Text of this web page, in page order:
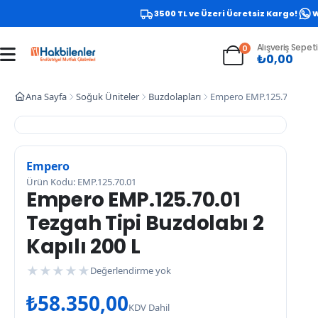
3500 TL ve Üzeri Ücretsiz Kargo!
0 Alışveriş Sepeti
₺0,00
Ana Sayfa Soğuk Üniteler Buzdolapları Empero EMP.125.70.01
Empero
Ürün Kodu: EMP.125.70.01
Empero EMP.125.70.01
Tezgah Tipi Buzdolabı 2
Kapılı 200 L
★ ★ ★ ★ ★ Değerlendirme yok
₺58.350,00KDV Dahil